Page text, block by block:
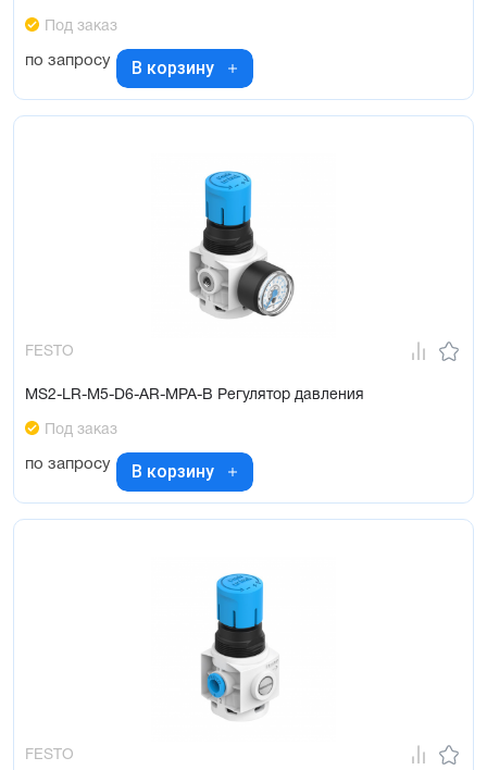
Под заказ
по запросу В корзину
FESTO
MS2-LR-M5-D6-AR-MPA-B Регулятор давления
Под заказ
по запросу В корзину
FESTO